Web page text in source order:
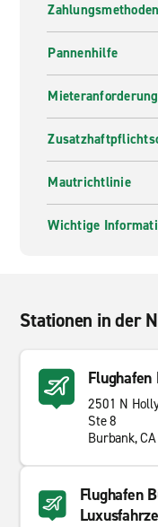
Zahlungsmethoden
Pannenhilfe
Mautrichtlinie
Wichtige
Stationen in der
2501 N
Ste 8
Burbank,
Flughafen